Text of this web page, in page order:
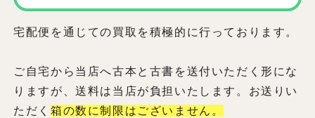
宅配便を通じての買取を積極的に行っております。
ご自宅から当店へ古本と古書を送付いただく形にな
りますが、送料は当店が負担いたします。お送りい
ただく 箱の数に制限はございません。